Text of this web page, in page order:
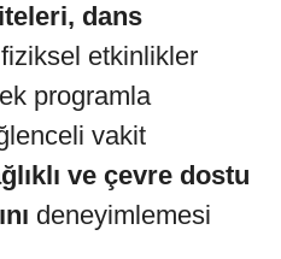
dans
etkinlikler
programla
vakit
ve çevre dostu
deneyimlemesi